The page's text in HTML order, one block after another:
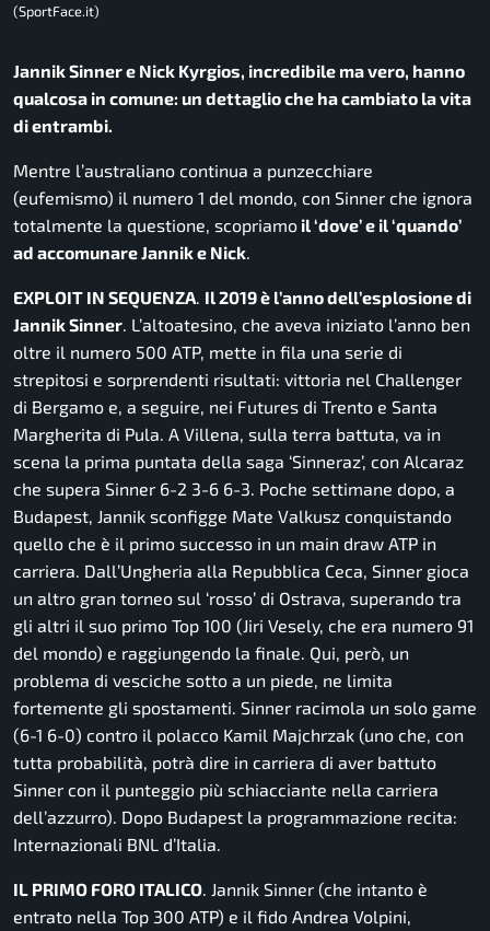
(SportFace.it)
Jannik Sinner e Nick Kyrgios, incredibile ma vero, hanno
qualcosa in comune: un dettaglio che ha cambiato la vita
di entrambi.
Mentre l’australiano continua a punzecchiare
(eufemismo) il numero 1 del mondo, con Sinner che ignora
totalmente la questione, scopriamo il ‘dove’ e il ‘quando’
ad accomunare Jannik e Nick.
EXPLOIT IN SEQUENZA. Il 2019 è l’anno dell’esplosione di
Jannik Sinner. L’altoatesino, che aveva iniziato l’anno ben
oltre il numero 500 ATP, mette in fila una serie di
strepitosi e sorprendenti risultati: vittoria nel Challenger
di Bergamo e, a seguire, nei Futures di Trento e Santa
Margherita di Pula. A Villena, sulla terra battuta, va in
scena la prima puntata della saga ‘Sinneraz’, con Alcaraz
che supera Sinner 6-2 3-6 6-3. Poche settimane dopo, a
Budapest, Jannik sconfigge Mate Valkusz conquistando
quello che è il primo successo in un main draw ATP in
carriera. Dall’Ungheria alla Repubblica Ceca, Sinner gioca
un altro gran torneo sul ‘rosso’ di Ostrava, superando tra
gli altri il suo primo Top 100 (Jiri Vesely, che era numero 91
del mondo) e raggiungendo la finale. Qui, però, un
problema di vesciche sotto a un piede, ne limita
fortemente gli spostamenti. Sinner racimola un solo game
(6-1 6-0) contro il polacco Kamil Majchrzak (uno che, con
tutta probabilità, potrà dire in carriera di aver battuto
Sinner con il punteggio più schiacciante nella carriera
dell’azzurro). Dopo Budapest la programmazione recita:
Internazionali BNL d’Italia.
IL PRIMO FORO ITALICO. Jannik Sinner (che intanto è
entrato nella Top 300 ATP) e il fido Andrea Volpini,